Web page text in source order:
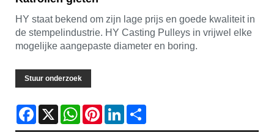
HY staat bekend om zijn lage prijs en goede kwaliteit in
de stempelindustrie. HY Casting Pulleys in vrijwel elke
mogelijke aangepaste diameter en boring.
Stuur onderzoek
Facebook
X WhatsAppPinterestLinkedIn